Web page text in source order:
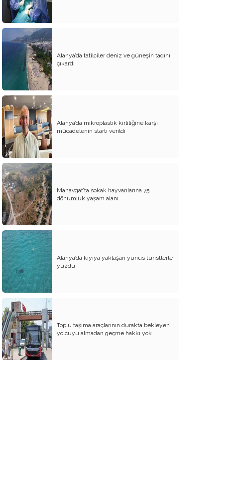
Protokol
Modifiye Kadınlar
Evliliğin Anatomisi
Diyanet İşleri Hallet Şu İşleri
Mezarcı Hikmet’in Yürek Burkan Hayat
Hikayesi
Neşet Ertaş’ın Anısına
Canım Yurdum İnsanları - 1
Bu Yazım Sözde Değil Özde
Müslüman Olan Ülkeler İçindir!!
Aileme Duyduğum Özlem
Kırtasiye Vurgunu
Dijital Çağın Çocukları
Sıcak, Sıcak Çok Sıcak !!
FİKRET OTYAM’IN ANISINA
BİZDE KAÇ ROWAN VAR ACABA?
SANA NE!!
KADIN CİNAYETLERİNE FARKLI BİR
BAKIŞ
SUYUMUZ ISINIYOR
ARKANA MUKAYYET OLACAKSIN
Alanya’da tatilciler deniz ve güneşin tadını
çıkardı
Alanya’da mikroplastik kirliliğine karşı
mücadelenin startı verildi
Manavgat’ta sokak hayvanlarına 75
dönümlük yaşam alanı
Alanya’da kıyıya yaklaşan yunus turistlerle
yüzdü
Toplu taşıma araçlarının durakta bekleyen
yolcuyu almadan geçme hakkı yok